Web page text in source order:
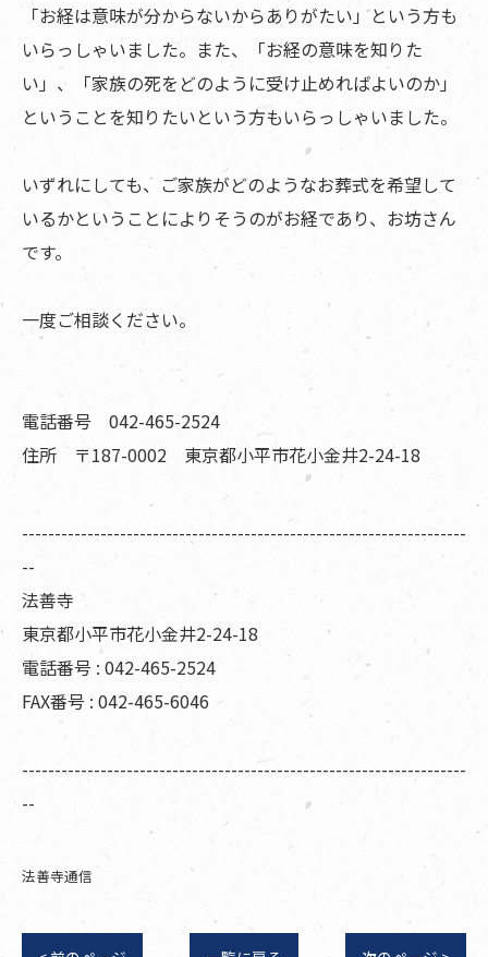
「お経は意味が分からないからありがたい」という方も
いらっしゃいました。また、「お経の意味を知りた
い」、「家族の死をどのように受け止めればよいのか」
ということを知りたいという方もいらっしゃいました。
いずれにしても、ご家族がどのようなお葬式を希望して
いるかということによりそうのがお経であり、お坊さん
です。
一度ご相談ください。
電話番号 042-465-2524
住所 〒187-0002 東京都小平市花小金井2-24-18
--------------------------------------------------------------------
--
法善寺
東京都小平市花小金井2-24-18
電話番号 : 042-465-2524
FAX番号 : 042-465-6046
--------------------------------------------------------------------
--
法善寺通信